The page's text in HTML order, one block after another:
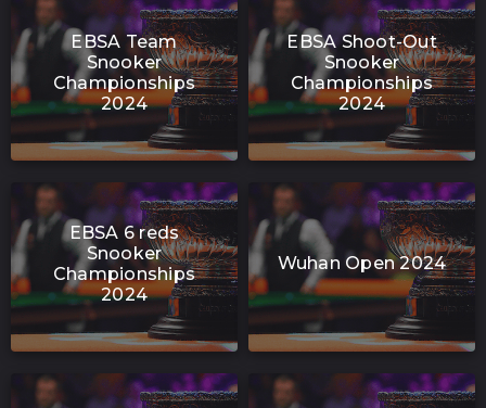
EBSA Team
Snooker
Championships
2024
EBSA Shoot-Out
Snooker
Championships
2024
EBSA 6 reds
Snooker
Championships
2024
Wuhan Open 2024